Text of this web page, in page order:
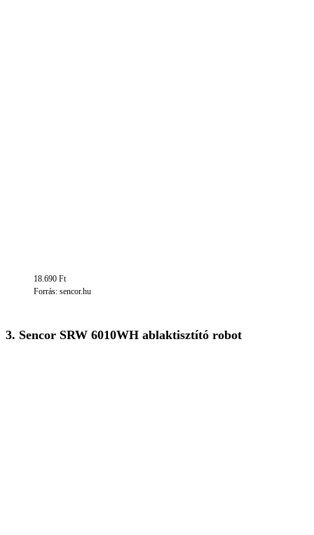
18.690 Ft
Forrás: sencor.hu
3. Sencor SRW 6010WH ablaktisztító robot